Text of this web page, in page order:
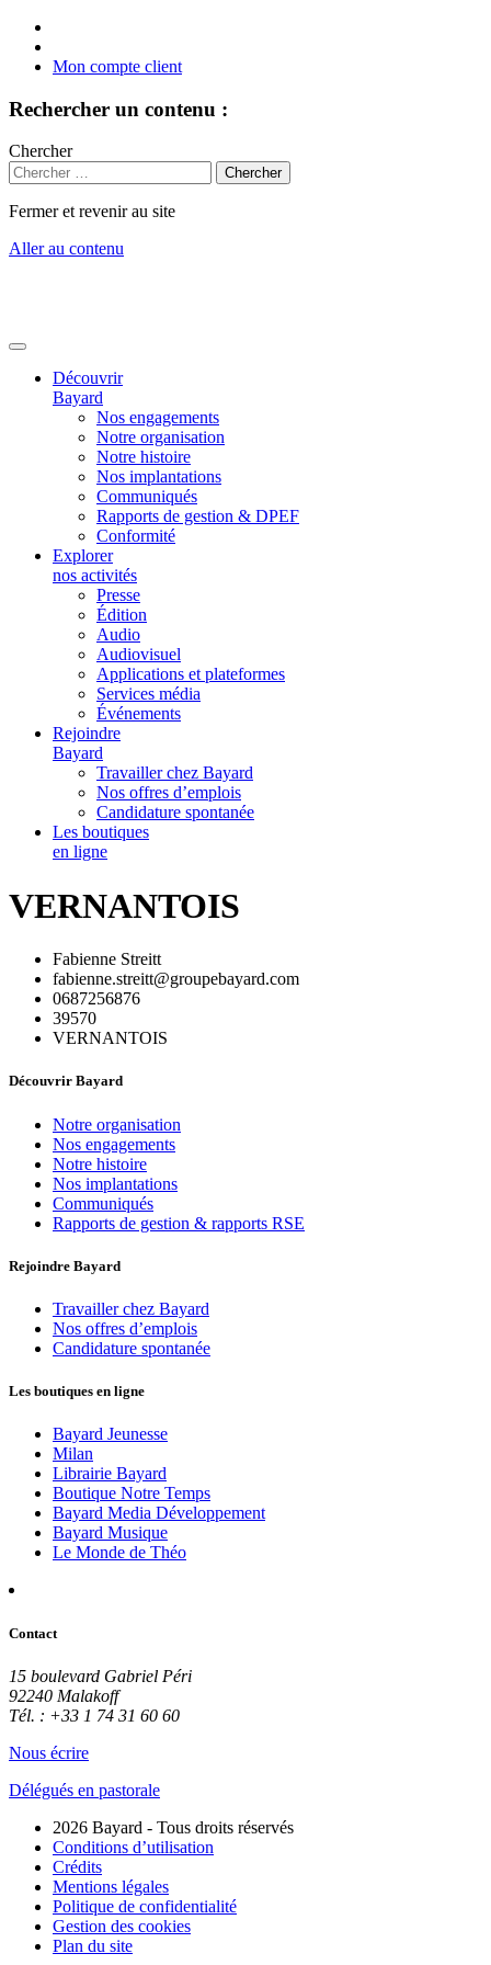
Mon compte client
Rechercher un contenu :
Chercher
Fermer et revenir au site
Aller au contenu
Découvrir
Bayard
Nos engagements
Notre organisation
Notre histoire
Nos implantations
Communiqués
Rapports de gestion & DPEF
Conformité
Explorer
nos activités
Presse
Édition
Audio
Audiovisuel
Applications et plateformes
Services média
Événements
Rejoindre
Bayard
Travailler chez Bayard
Nos offres d’emplois
Candidature spontanée
Les boutiques
en ligne
VERNANTOIS
Fabienne Streitt
fabienne.streitt@groupebayard.com
0687256876
39570
VERNANTOIS
Découvrir Bayard
Notre organisation
Nos engagements
Notre histoire
Nos implantations
Communiqués
Rapports de gestion & rapports RSE
Rejoindre Bayard
Travailler chez Bayard
Nos offres d’emplois
Candidature spontanée
Les boutiques en ligne
Bayard Jeunesse
Milan
Librairie Bayard
Boutique Notre Temps
Bayard Media Développement
Bayard Musique
Le Monde de Théo
Contact
15 boulevard Gabriel Péri
92240 Malakoff
Tél. : +33 1 74 31 60 60
Nous écrire
Délégués en pastorale
2026 Bayard - Tous droits réservés
Conditions d’utilisation
Crédits
Mentions légales
Politique de confidentialité
Gestion des cookies
Plan du site